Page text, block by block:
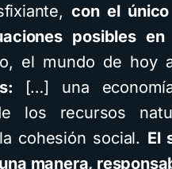
con el
posibles
el mundo de hoy
[…] una
los recursos
cohesión social. El
manera,